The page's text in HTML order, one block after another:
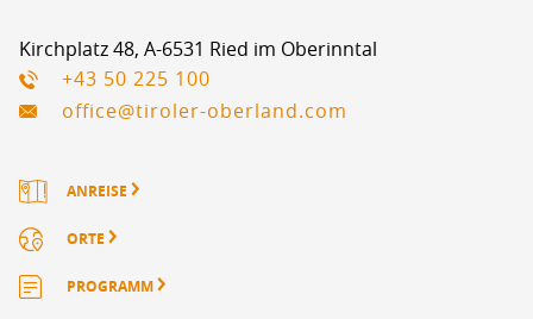
Kirchplatz 48, A-6531 Ried im Oberinntal
+43 50 225 100
office@tiroler-oberland.com
ANREISE
ORTE
PROGRAMM